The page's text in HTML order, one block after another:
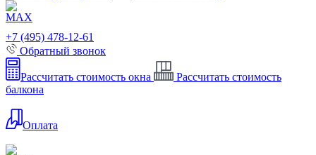
+7 (495) 478-12-61
Обратный звонок
Рассчитать стоимость окна
Рассчитать стоимость
балкона
Оплата